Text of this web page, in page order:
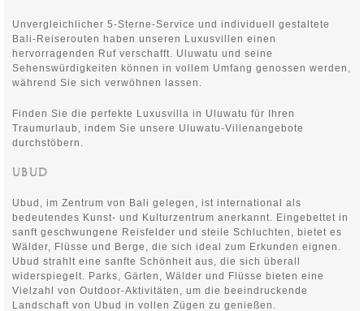
Unvergleichlicher 5-Sterne-Service und individuell gestaltete
Bali-Reiserouten haben unseren Luxusvillen einen
hervorragenden Ruf verschafft. Uluwatu und seine
Sehenswürdigkeiten können in vollem Umfang genossen werden,
während Sie sich verwöhnen lassen.
Finden Sie die perfekte Luxusvilla in Uluwatu für Ihren
Traumurlaub, indem Sie unsere Uluwatu-Villenangebote
durchstöbern.
UBUD
Ubud, im Zentrum von Bali gelegen, ist international als
bedeutendes Kunst- und Kulturzentrum anerkannt. Eingebettet in
sanft geschwungene Reisfelder und steile Schluchten, bietet es
Wälder, Flüsse und Berge, die sich ideal zum Erkunden eignen.
Ubud strahlt eine sanfte Schönheit aus, die sich überall
widerspiegelt. Parks, Gärten, Wälder und Flüsse bieten eine
Vielzahl von Outdoor-Aktivitäten, um die beeindruckende
Landschaft von Ubud in vollen Zügen zu genießen.